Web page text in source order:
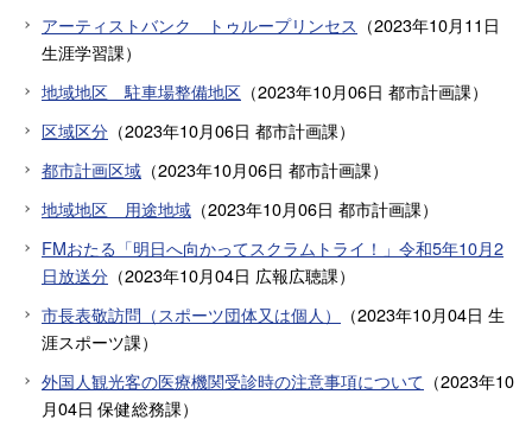
アーティストバンク トゥループリンセス （2023年10月11日
生涯学習課）
地域地区 駐車場整備地区 （2023年10月06日 都市計画課）
区域区分 （2023年10月06日 都市計画課）
都市計画区域 （2023年10月06日 都市計画課）
地域地区 用途地域 （2023年10月06日 都市計画課）
FMおたる「明日へ向かってスクラムトライ！」令和5年10月2
日放送分 （2023年10月04日 広報広聴課）
市長表敬訪問（スポーツ団体又は個人）
（2023年10月04日 生
涯スポーツ課）
外国人観光客の医療機関受診時の注意事項について （2023年10
月04日 保健総務課）